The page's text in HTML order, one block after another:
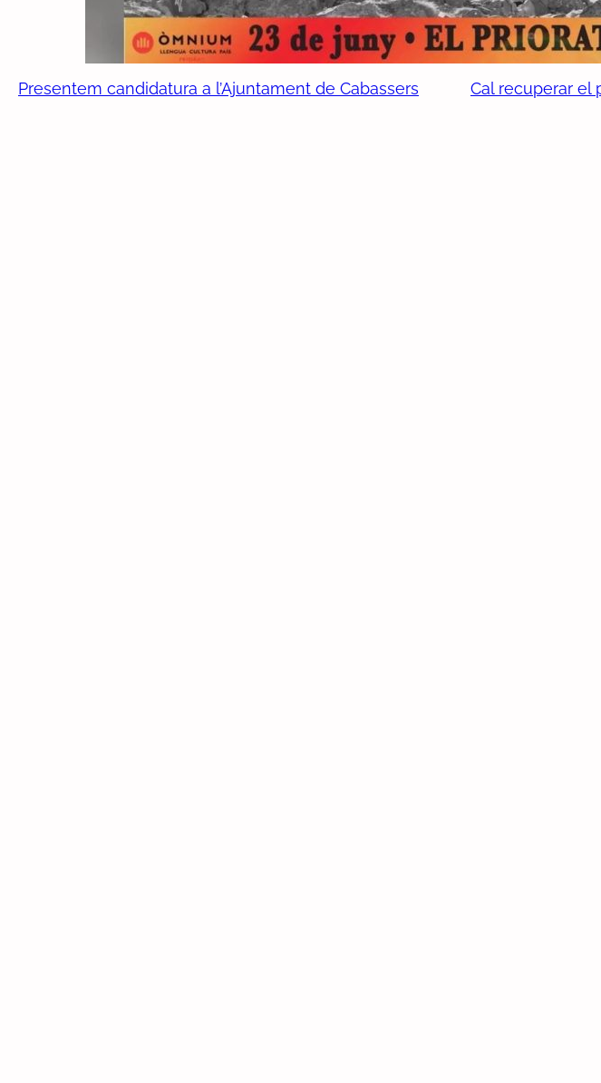
Presentem candidatura a l’Ajuntament de Cabassers Cal recuperar el